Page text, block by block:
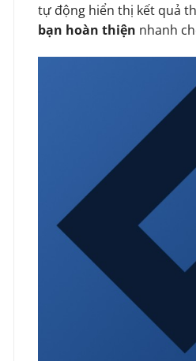
tự động hiển thị kết quả
bạn hoàn thiện nhanh